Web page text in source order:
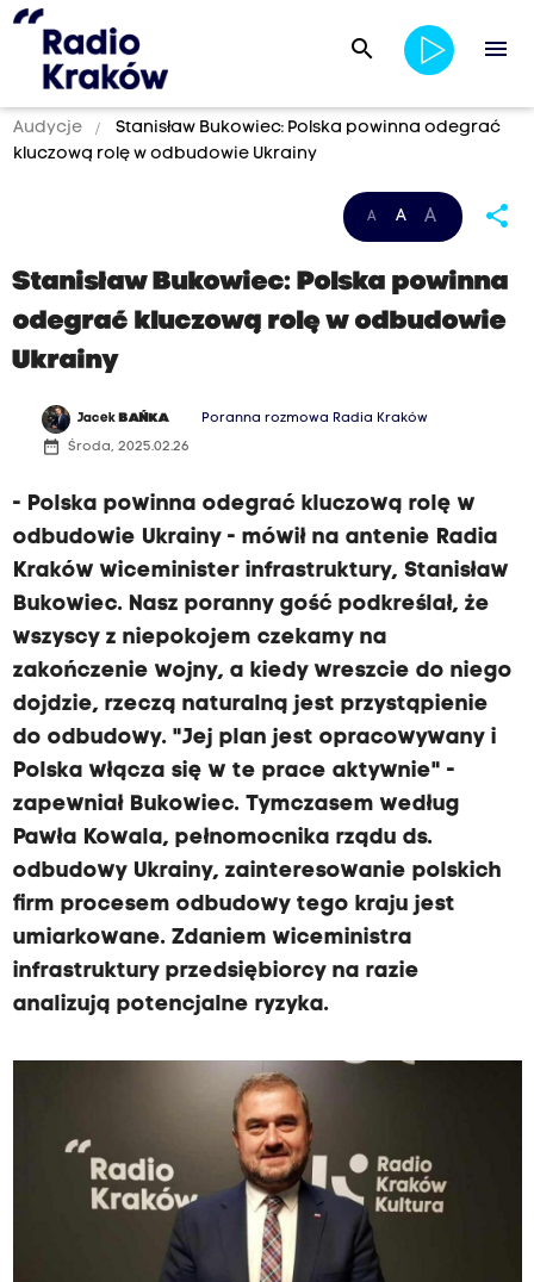
search menu
Audycje
Stanisław Bukowiec: Polska powinna odegrać
kluczową rolę w odbudowie Ukrainy
A A A share
Stanisław Bukowiec: Polska powinna
odegrać kluczową rolę w odbudowie
Ukrainy
Jacek BAŃKA Poranna rozmowa Radia Kraków
date_range Środa, 2025.02.26
- Polska powinna odegrać kluczową rolę w
odbudowie Ukrainy - mówił na antenie Radia
Kraków wiceminister infrastruktury, Stanisław
Bukowiec. Nasz poranny gość podkreślał, że
wszyscy z niepokojem czekamy na
zakończenie wojny, a kiedy wreszcie do niego
dojdzie, rzeczą naturalną jest przystąpienie
do odbudowy. "Jej plan jest opracowywany i
Polska włącza się w te prace aktywnie" -
zapewniał Bukowiec. Tymczasem według
Pawła Kowala, pełnomocnika rządu ds.
odbudowy Ukrainy, zainteresowanie polskich
firm procesem odbudowy tego kraju jest
umiarkowane. Zdaniem wiceministra
infrastruktury przedsiębiorcy na razie
analizują potencjalne ryzyka.